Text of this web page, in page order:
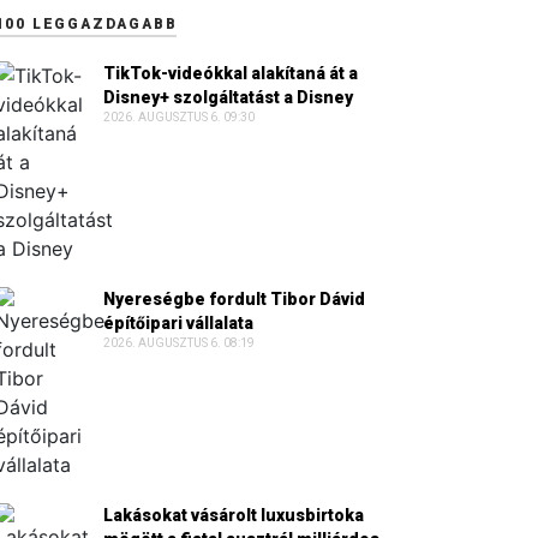
LEGGAZDAGABB
TikTok-videókkal alakítaná át a
Disney+ szolgáltatást a Disney
2026. AUGUSZTUS 6. 09:30
Nyereségbe fordult Tibor Dávid
építőipari vállalata
2026. AUGUSZTUS 6. 08:19
Lakásokat vásárolt luxusbirtoka